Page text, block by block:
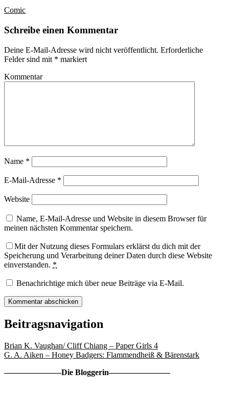
Comic
Schreibe einen Kommentar
Deine E-Mail-Adresse wird nicht veröffentlicht. Erforderliche
Felder sind mit * markiert
Kommentar
Name *
E-Mail-Adresse *
Website
Name, E-Mail-Adresse und Website in diesem Browser für
meinen nächsten Kommentar speichern.
Mit der Nutzung dieses Formulars erklärst du dich mit der
Speicherung und Verarbeitung deiner Daten durch diese Website
einverstanden. *
Benachrichtige mich über neue Beiträge via E-Mail.
Beitragsnavigation
Brian K. Vaughan/ Cliff Chiang – Paper Girls 4
G. A. Aiken – Honey Badgers: Flammendheiß & Bärenstark
———————Die Bloggerin———————–